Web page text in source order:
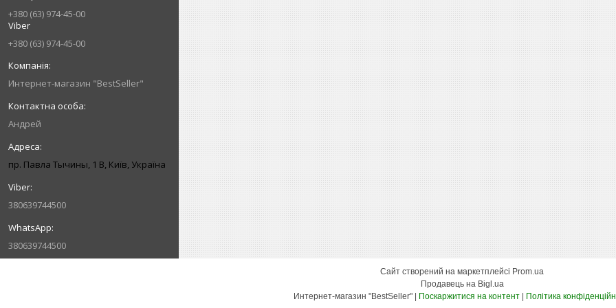
+380 (63) 974-45-00
Viber
+380 (63) 974-45-00
Интернет-магазин "BestSeller"
Андрей
пр. Павла Тычины, 1 В, Київ, Україна
380639744500
380639744500
Сайт створений на маркетплейсі Prom.ua
Продавець на Bigl.ua
Поскаржитися на контент Політика